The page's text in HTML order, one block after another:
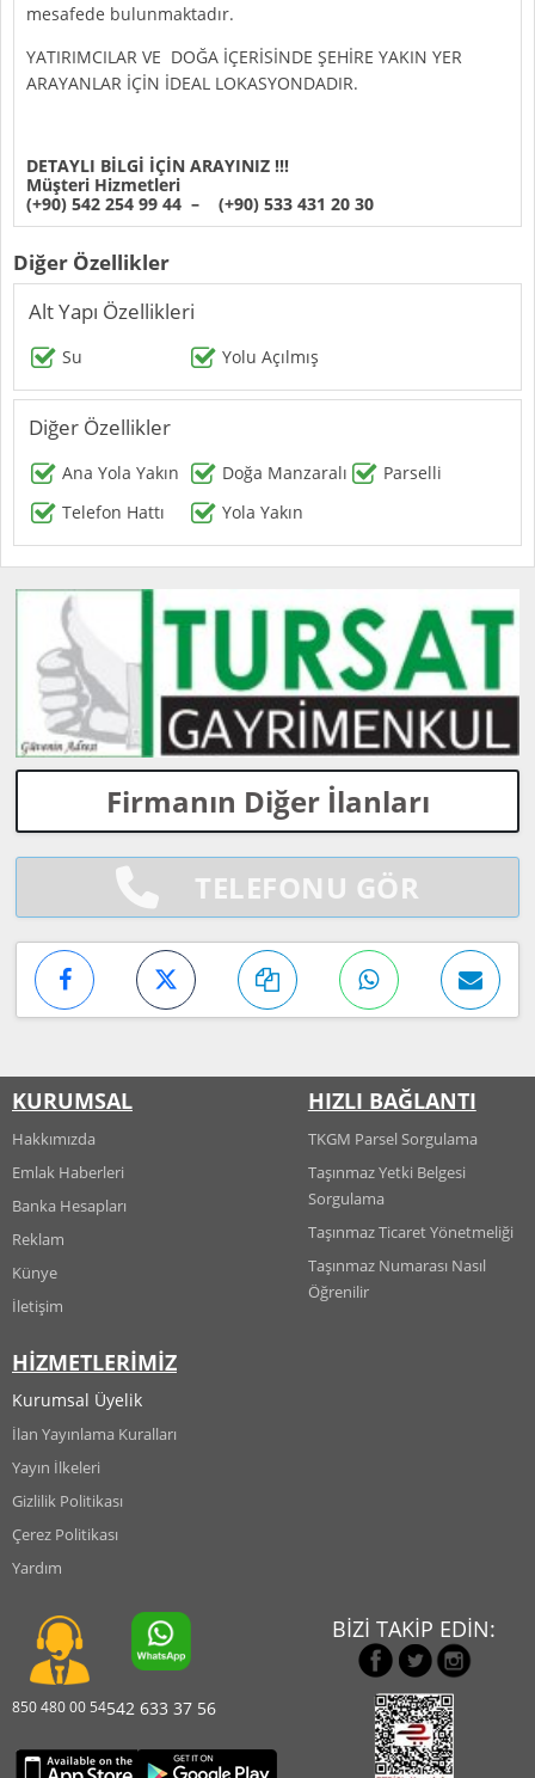
mesafede bulunmaktadır.
YATIRIMCILAR VE DOĞA İÇERİSİNDE ŞEHİRE YAKIN YER
ARAYANLAR İÇİN İDEAL LOKASYONDADIR.
DETAYLI BİLGİ İÇİN ARAYINIZ !!!
Müşteri Hizmetleri
(+90) 542 254 99 44 – (+90) 533 431 20 30
Diğer Özellikler
Alt Yapı Özellikleri
Su Yolu Açılmış
Diğer Özellikler
Ana Yola Yakın Doğa Manzaralı
Parselli
Telefon Hattı
Yola Yakın
Firmanın Diğer İlanları
TELEFONU GÖR
KURUMSAL
Hakkımızda
Emlak Haberleri
Banka Hesapları
Reklam
Künye
İletişim
HİZMETLERİMİZ
Kurumsal Üyelik
İlan Yayınlama Kuralları
Yayın İlkeleri
Gizlilik Politikası
Çerez Politikası
Yardım
HIZLI BAĞLANTI
TKGM Parsel Sorgulama
Taşınmaz Yetki Belgesi
Sorgulama
Taşınmaz Ticaret Yönetmeliği
Taşınmaz Numarası Nasıl
Öğrenilir
850 480 00 54542 633 37 56
BİZİ TAKİP EDİN: